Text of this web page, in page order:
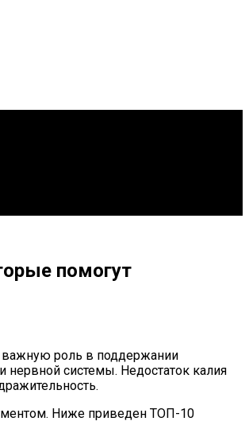
помогут
важную роль в поддержании
нервной системы. Недостаток калия
Ниже приведен ТОП-10